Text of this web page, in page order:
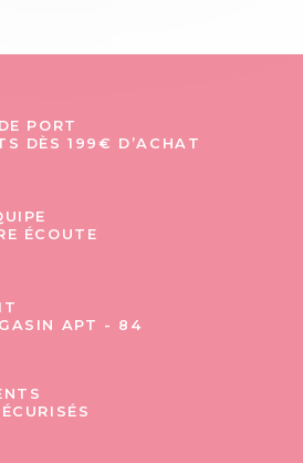
PORT
DÈS 199€ D’ACHAT
ÉCOUTE
APT - 84